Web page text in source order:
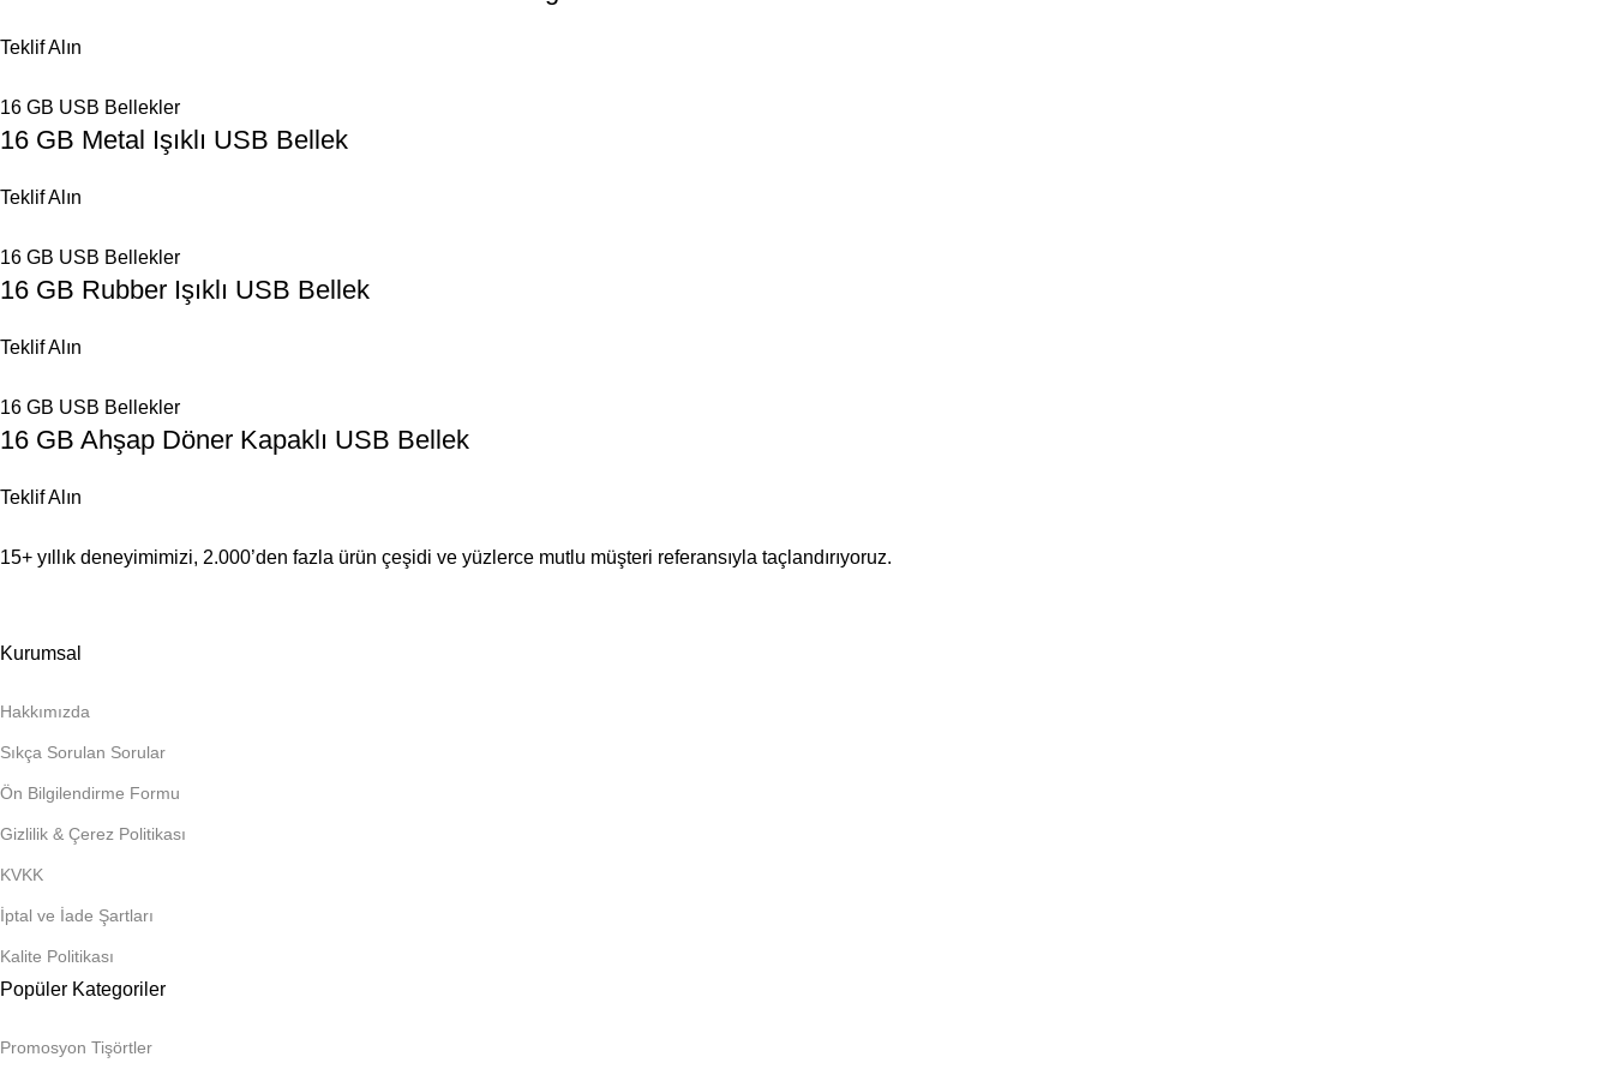
Teklif Alın
16 GB USB Bellekler
16 GB Metal Işıklı USB Bellek
Teklif Alın
16 GB USB Bellekler
16 GB Rubber Işıklı USB Bellek
Teklif Alın
16 GB USB Bellekler
16 GB Ahşap Döner Kapaklı USB Bellek
Teklif Alın
15+ yıllık deneyimimizi, 2.000’den fazla ürün çeşidi ve yüzlerce mutlu müşteri referansıyla taçlandırıyoruz.
Kurumsal
Hakkımızda
Sıkça Sorulan Sorular
Ön Bilgilendirme Formu
Gizlilik & Çerez Politikası
KVKK
İptal ve İade Şartları
Kalite Politikası
Popüler Kategoriler
Promosyon Tişörtler